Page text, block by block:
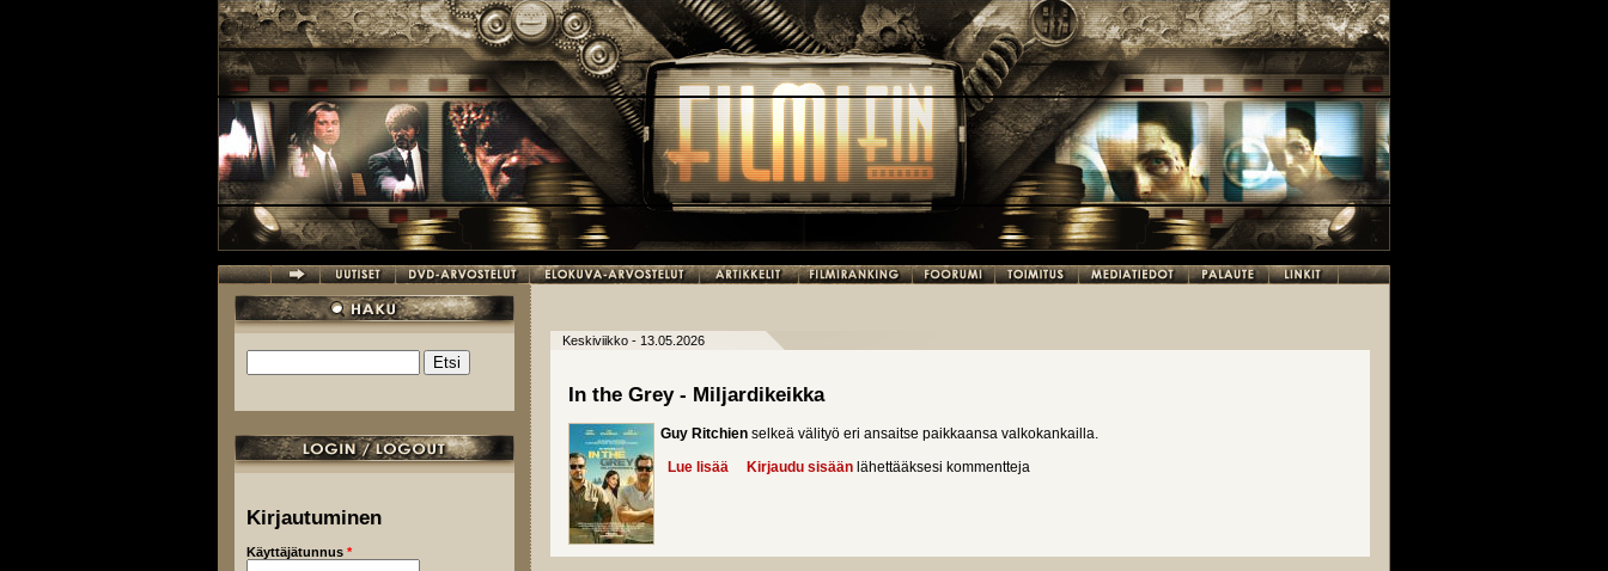
Hakulomake
Kirjautuminen
Käyttäjätunnus *
Keskiviikko - 13.05.2026
In the Grey - Miljardikeikka
Guy Ritchien selkeä välityö eri ansaitse paikkaansa valkokankailla.
Lue lisää about In the Grey - Miljardikeikka
Kirjaudu sisään lähettääksesi kommentteja